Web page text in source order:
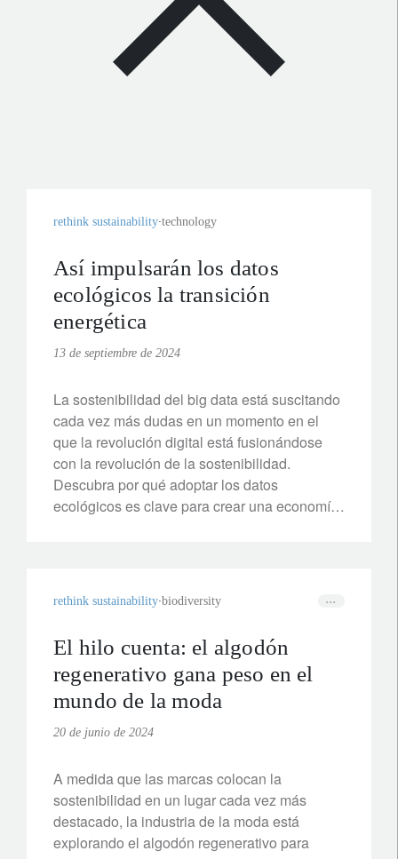
rethink sustainability technology
Así impulsarán los datos
ecológicos la transición
energética
13 de septiembre de 2024
La sostenibilidad del big data está suscitando
cada vez más dudas en un momento en el
que la revolución digital está fusionándose
con la revolución de la sostenibilidad.
Descubra por qué adoptar los datos
ecológicos es clave para crear una economía
rethink sustainability biodiversity
El hilo cuenta: el algodón
regenerativo gana peso en el
mundo de la moda
20 de junio de 2024
A medida que las marcas colocan la
sostenibilidad en un lugar cada vez más
destacado, la industria de la moda está
explorando el algodón regenerativo para